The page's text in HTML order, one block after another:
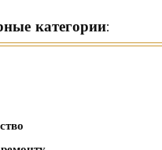
категории: